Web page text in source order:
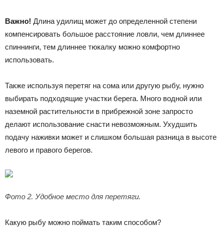
Важно! Длина удилищ может до определенной степени
компенсировать большое расстояние ловли, чем длиннее
спиннинги, тем длиннее тюкалку можно комфортно
использовать.
Также используя перетяг на сома или другую рыбу, нужно
выбирать подходящие участки берега. Много водной или
наземной растительности в прибрежной зоне запросто
делают использование снасти невозможным. Ухудшить
подачу наживки может и слишком большая разница в высоте
левого и правого берегов.
Фото 2. Удобное место для перетяги.
Какую рыбу можно поймать таким способом?